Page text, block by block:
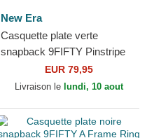
New Era
Casquette plate verte
snapback 9FIFTY Pinstripe
Visor Clip Oakland Athletics
MLB New Era
EUR 79,95
Livraison le lundi, 10 aout